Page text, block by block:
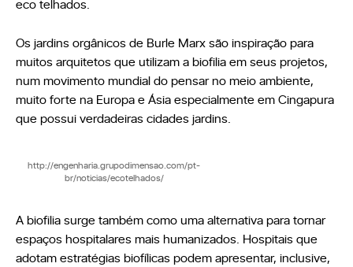
eco telhados.
Os jardins orgânicos de Burle Marx são inspiração para
muitos arquitetos que utilizam a biofilia em seus projetos,
num movimento mundial do pensar no meio ambiente,
muito forte na Europa e Ásia especialmente em Cingapura
que possui verdadeiras cidades jardins.
http://engenharia.grupodimensao.com/pt-
br/noticias/ecotelhados/
A biofilia surge também como uma alternativa para tornar
espaços hospitalares mais humanizados. Hospitais que
adotam estratégias biofílicas podem apresentar, inclusive,